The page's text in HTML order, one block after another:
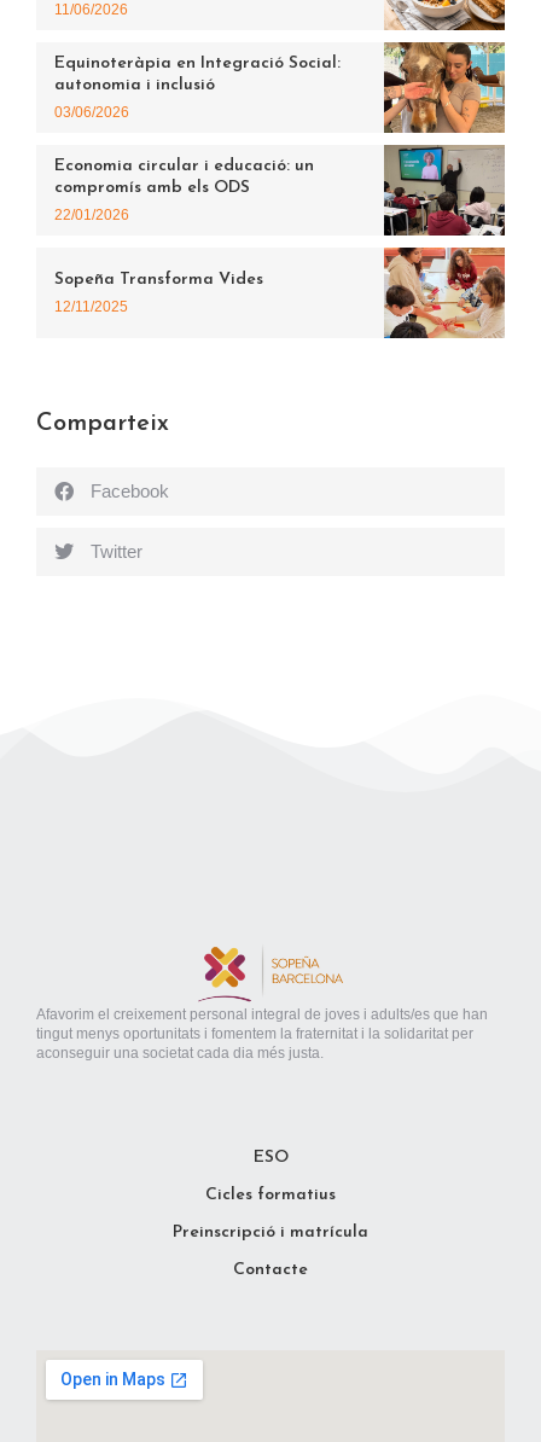
11/06/2026
Equinoteràpia en Integració Social:
autonomia i inclusió
03/06/2026
Economia circular i educació: un
compromís amb els ODS
22/01/2026
Sopeña Transforma Vides
12/11/2025
Comparteix
Facebook
Twitter
Afavorim el creixement personal integral de joves i adults/es que han
tingut menys oportunitats i fomentem la fraternitat i la solidaritat per
aconseguir una societat cada dia més justa.
ESO
Cicles formatius
Preinscripció i matrícula
Contacte